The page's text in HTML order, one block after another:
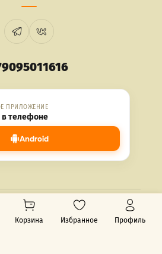
ПРИЛОЖЕНИЕ
телефоне
Android
Все права защищены.
Корзина Избранное Профиль